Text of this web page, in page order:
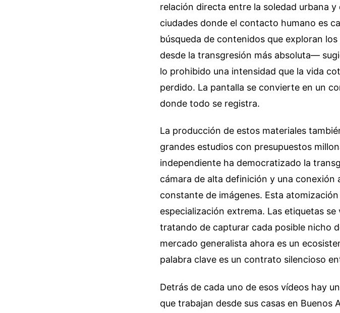
relación directa entre la soledad urbana
ciudades donde el contacto humano es
búsqueda de contenidos que exploran
desde la transgresión más absoluta—
lo prohibido una intensidad que la vida
perdido. La pantalla se convierte en un
donde todo se registra.
La producción de estos materiales
grandes estudios con presupuestos
independiente ha democratizado la
cámara de alta definición y una
constante de imágenes. Esta
especialización extrema. Las etiquetas
tratando de capturar cada posible nicho
mercado generalista ahora es un
palabra clave es un contrato silencioso
Detrás de cada uno de esos vídeos hay
que trabajan desde sus casas en